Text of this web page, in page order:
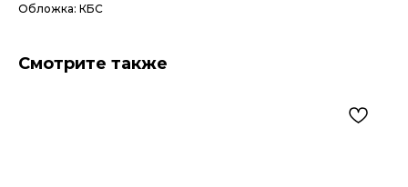
Обложка: КБС
Смотрите также